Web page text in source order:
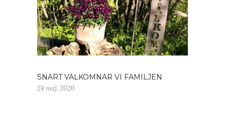
SNART VÄLKOMNAR VI FAMILJEN
24 maj, 2020